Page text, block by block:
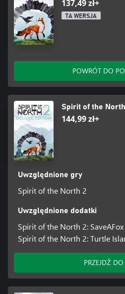
137,49 zł+
TA WERSJA
POWRÓT DO
Spirit of the
144,99 zł+
Uwzględnione gry
Spirit of the North 2
Uwzględnione dodatki
Spirit of the North 2: SaveAFox
Spirit of the North 2: Turtle
PRZEJDŹ